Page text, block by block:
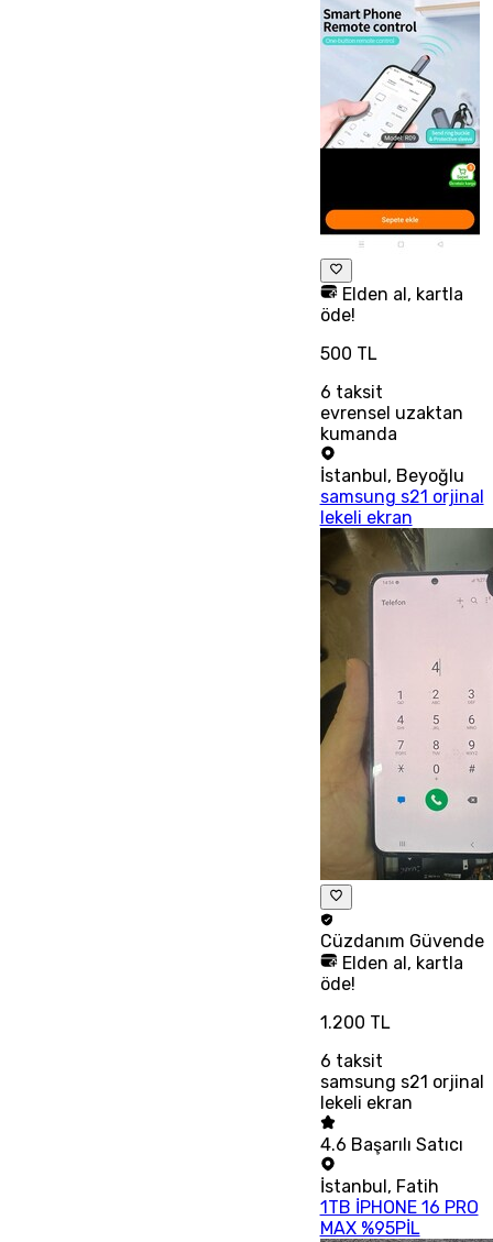
Elden al, kartla
öde!
500 TL
6 taksit
evrensel uzaktan
kumanda
İstanbul , Beyoğlu
samsung s21 orjinal
lekeli ekran
Cüzdanım Güvende
Elden al, kartla
öde!
1.200 TL
6 taksit
samsung s21 orjinal
lekeli ekran
4.6 Başarılı Satıcı
İstanbul, Fatih
1TB İPHONE 16 PRO
MAX %95PİL